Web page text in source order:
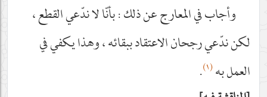
وأجاب في المعارج عن ذلك : بأنّا لا ندّعي القطع ،
لكن ندّعي رجحان الاعتقاد ببقائه ، وهذا يكفي في
العمل به(١) .